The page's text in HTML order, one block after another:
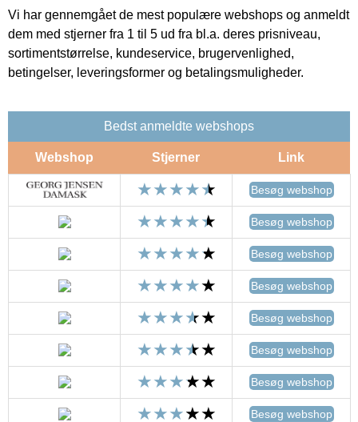
Vi har gennemgået de mest populære webshops og anmeldt
dem med stjerner fra 1 til 5 ud fra bl.a. deres prisniveau,
sortimentstørrelse, kundeservice, brugervenlighed,
betingelser, leveringsformer og betalingsmuligheder.
Bedst anmeldte webshops
Webshop Stjerner Link
Besøg webshop
Besøg webshop
Besøg webshop
Besøg webshop
Besøg webshop
Besøg webshop
Besøg webshop
Besøg webshop